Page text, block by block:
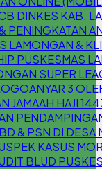
DINKES KAB.
PENINGKATAN
LAMONGAN &
PUSKESMAS
SUPER
3
JAMAAH HAJI
& PSN DI DESA
KASUS
BLUD